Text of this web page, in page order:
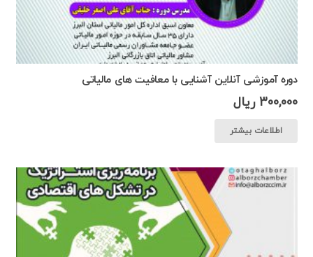
دوره آموزشی آنلاین آشنایی با معافیت های مالیاتی
300,000 ریال
اطلاعات بیشتر